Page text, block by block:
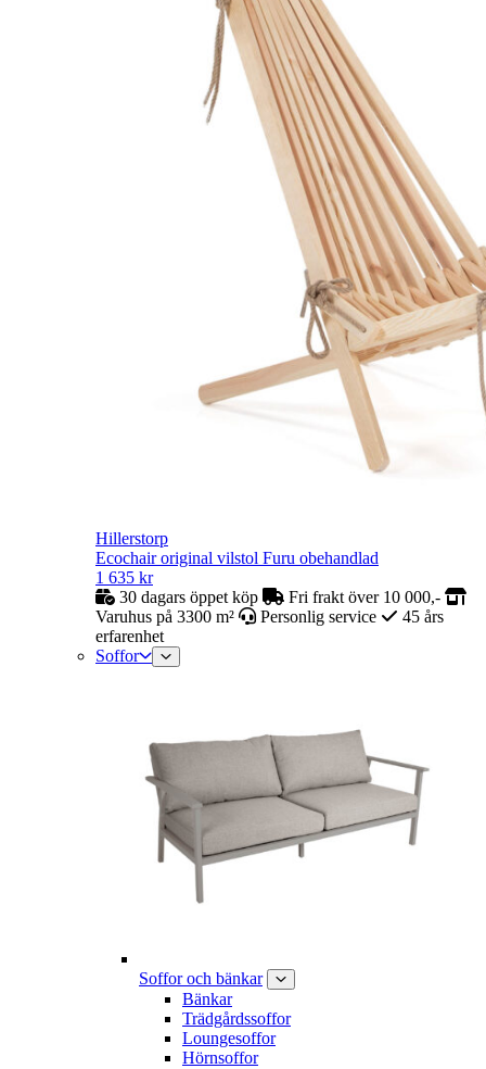
Hillerstorp
Ecochair original vilstol Furu obehandlad
1 635 kr
30 dagars öppet köp
Fri frakt över 10 000,-
Varuhus på 3300 m²
Personlig service
45 års
erfarenhet
Soffor
Soffor och bänkar
Bänkar
Trädgårdssoffor
Loungesoffor
Hörnsoffor